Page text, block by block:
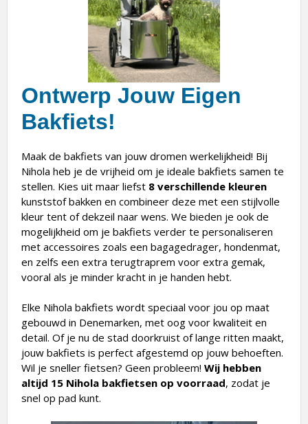
Ontwerp Jouw Eigen
Bakfiets!
Maak de bakfiets van jouw dromen werkelijkheid! Bij
Nihola heb je de vrijheid om je ideale bakfiets samen te
stellen. Kies uit maar liefst 8 verschillende kleuren
kunststof bakken en combineer deze met een stijlvolle
kleur tent of dekzeil naar wens. We bieden je ook de
mogelijkheid om je bakfiets verder te personaliseren
met accessoires zoals een bagagedrager, hondenmat,
en zelfs een extra terugtraprem voor extra gemak,
vooral als je minder kracht in je handen hebt.
Elke Nihola bakfiets wordt speciaal voor jou op maat
gebouwd in Denemarken, met oog voor kwaliteit en
detail. Of je nu de stad doorkruist of lange ritten maakt,
jouw bakfiets is perfect afgestemd op jouw behoeften.
Wil je sneller fietsen? Geen probleem! Wij hebben
altijd 15 Nihola bakfietsen op voorraad, zodat je
snel op pad kunt.